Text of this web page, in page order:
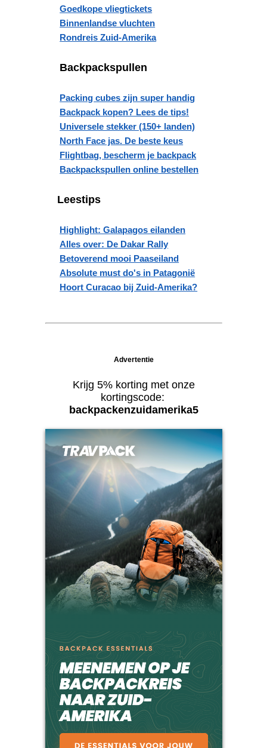
Goedkope vliegtickets
Binnenlandse vluchten
Rondreis Zuid-Amerika
Backpackspullen
Packing cubes zijn super handig
Backpack kopen? Lees de tips!
Universele stekker (150+ landen)
North Face jas. De beste keus
Flightbag, bescherm je backpack
Backpackspullen online bestellen
Leestips
Highlight: Galapagos eilanden
Alles over: De Dakar Rally
Betoverend mooi Paaseiland
Absolute must do's in Patagonië
Hoort Curacao bij Zuid-Amerika?
Advertentie
Krijg 5% korting met onze
kortingscode:
backpackenzuidamerika5